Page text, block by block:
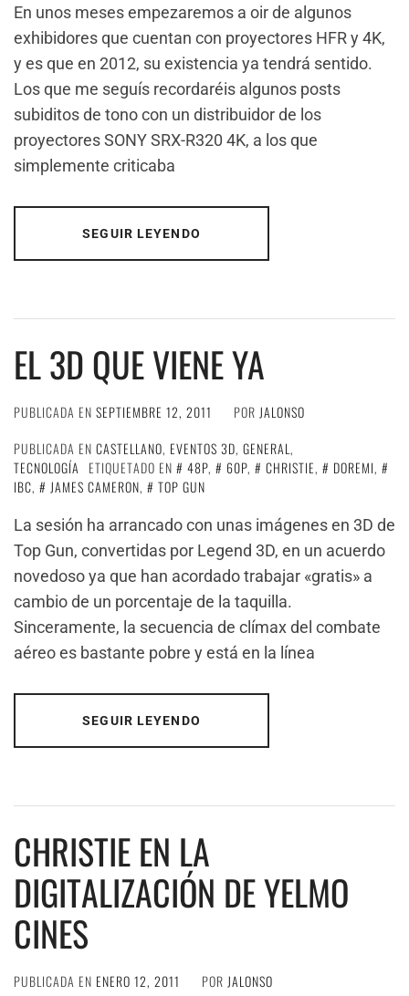
En unos meses empezaremos a oir de algunos
exhibidores que cuentan con proyectores HFR y 4K,
y es que en 2012, su existencia ya tendrá sentido.
Los que me seguís recordaréis algunos posts
subiditos de tono con un distribuidor de los
proyectores SONY SRX-R320 4K, a los que
simplemente criticaba
SEGUIR LEYENDO
EL 3D QUE VIENE YA
PUBLICADA EN SEPTIEMBRE 12, 2011 POR JALONSO
PUBLICADA EN CASTELLANO, EVENTOS 3D, GENERAL,
TECNOLOGÍA
ETIQUETADO EN 48P, 60P, CHRISTIE, DOREMI,
IBC, JAMES CAMERON,
TOP GUN
La sesión ha arrancado con unas imágenes en 3D de
Top Gun, convertidas por Legend 3D, en un acuerdo
novedoso ya que han acordado trabajar «gratis» a
cambio de un porcentaje de la taquilla.
Sinceramente, la secuencia de clímax del combate
aéreo es bastante pobre y está en la línea
SEGUIR LEYENDO
CHRISTIE EN LA
DIGITALIZACIÓN DE YELMO
CINES
PUBLICADA EN ENERO 12, 2011 POR JALONSO